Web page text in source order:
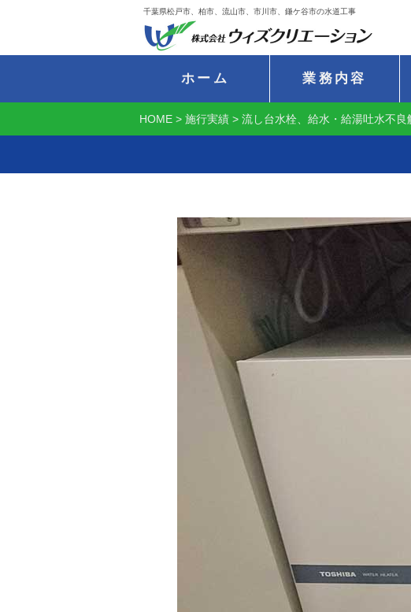
千葉県松戸市、柏市、流山市、市川市、鎌ケ谷市の水道工事
ホーム 業務内容
HOME > 施行実績 > 流し台水栓、給水・給湯吐水不良